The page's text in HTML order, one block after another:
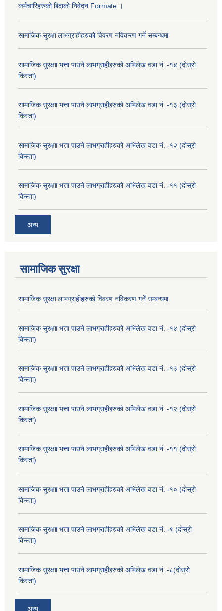
कर्मचारिहरुको बिदाको निवेदन Formate ।
सामाजिक सुरक्षा लाभग्राहीहरुको विवरण नविकरण गर्ने सम्बन्धमा
सामाजिक सुरक्षाा भत्ता पाउने लाभग्राहीहरुको अभिलेख वडा नं. -१४ (दोस्रो
किस्ता)
सामाजिक सुरक्षाा भत्ता पाउने लाभग्राहीहरुको अभिलेख वडा नं. -१३ (दोस्रो
किस्ता)
सामाजिक सुरक्षाा भत्ता पाउने लाभग्राहीहरुको अभिलेख वडा नं. -१२ (दोस्रो
किस्ता)
सामाजिक सुरक्षाा भत्ता पाउने लाभग्राहीहरुको अभिलेख वडा नं. -११ (दोस्रो
किस्ता)
अन्य
सामाजिक सुरक्षा
सामाजिक सुरक्षा लाभग्राहीहरुको विवरण नविकरण गर्ने सम्बन्धमा
सामाजिक सुरक्षाा भत्ता पाउने लाभग्राहीहरुको अभिलेख वडा नं. -१४ (दोस्रो
किस्ता)
सामाजिक सुरक्षाा भत्ता पाउने लाभग्राहीहरुको अभिलेख वडा नं. -१३ (दोस्रो
किस्ता)
सामाजिक सुरक्षाा भत्ता पाउने लाभग्राहीहरुको अभिलेख वडा नं. -१२ (दोस्रो
किस्ता)
सामाजिक सुरक्षाा भत्ता पाउने लाभग्राहीहरुको अभिलेख वडा नं. -११ (दोस्रो
किस्ता)
सामाजिक सुरक्षाा भत्ता पाउने लाभग्राहीहरुको अभिलेख वडा नं. -१० (दोस्रो
किस्ता)
सामाजिक सुरक्षाा भत्ता पाउने लाभग्राहीहरुको अभिलेख वडा नं. -९ (दोस्रो
किस्ता)
सामाजिक सुरक्षाा भत्ता पाउने लाभग्राहीहरुको अभिलेख वडा नं. -८(दोस्रो
किस्ता)
अन्य